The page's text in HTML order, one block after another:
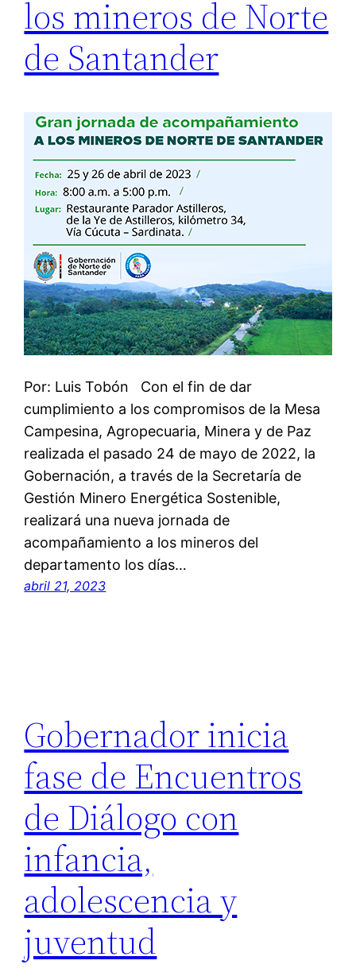
los mineros de Norte
de Santander
Por: Luis Tobón Con el fin de dar
cumplimiento a los compromisos de la Mesa
Campesina, Agropecuaria, Minera y de Paz
realizada el pasado 24 de mayo de 2022, la
Gobernación, a través de la Secretaría de
Gestión Minero Energética Sostenible,
realizará una nueva jornada de
acompañamiento a los mineros del
departamento los días…
abril 21, 2023
Gobernador inicia
fase de Encuentros
de Diálogo con
infancia,
adolescencia y
juventud